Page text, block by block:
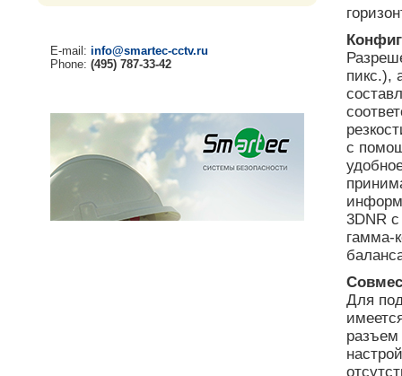
E-mail: info@smartec-cctv.ru
Phone: (495) 787-33-42
пикс.),
с
3DNR
гамма-
Для
разъем